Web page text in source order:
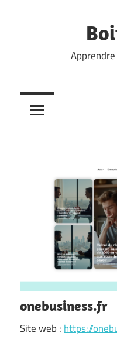
onebusiness.fr
Site web : https://